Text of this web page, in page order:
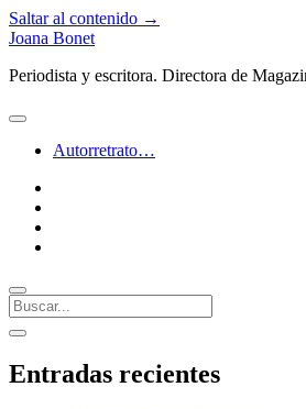
Saltar al contenido →
Joana Bonet
Periodista y escritora. Directora de
abrir
Autorretrato…
Buscar
Barra
lateral
abrir
lateral
Entradas recientes